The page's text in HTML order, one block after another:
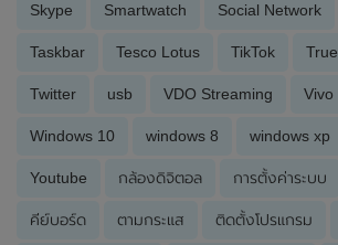
Skype Smartwatch Social Network
Taskbar Tesco Lotus TikTok True
Twitter usb VDO Streaming Vivo
Windows 10 windows 8 windows xp
Youtube กล้องดิจิตอล การตั้งค่าระบบ
คีย์บอร์ด ตามกระแส ติดตั้งโปรแกรม